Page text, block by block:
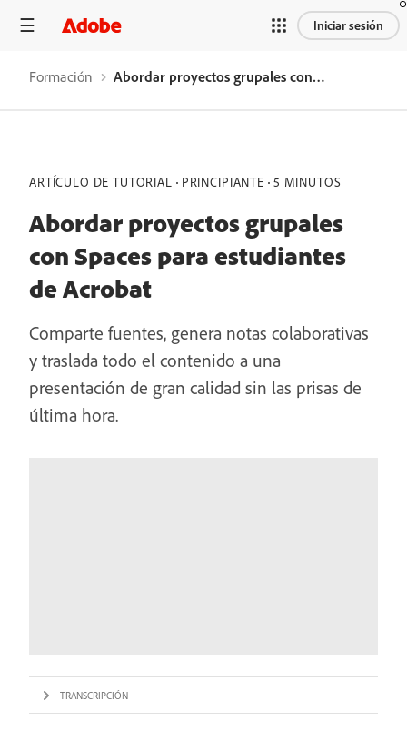
Iniciar sesión
Formación Abordar proyectos grupales con Spaces para estudiantes de Acrobat
ARTÍCULO DE TUTORIAL PRINCIPIANTE 5 MINUTOS
Abordar proyectos grupales
con Spaces para estudiantes
de Acrobat
Comparte fuentes, genera notas colaborativas
y traslada todo el contenido a una
presentación de gran calidad sin las prisas de
última hora.
TRANSCRIPCIÓN